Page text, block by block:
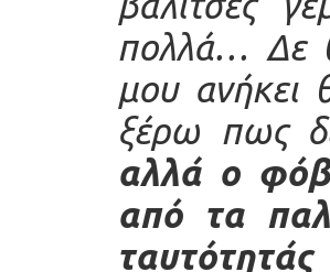
πολλά… Δε
μου ανήκει
ξέρω πως
αλλά ο
από τα